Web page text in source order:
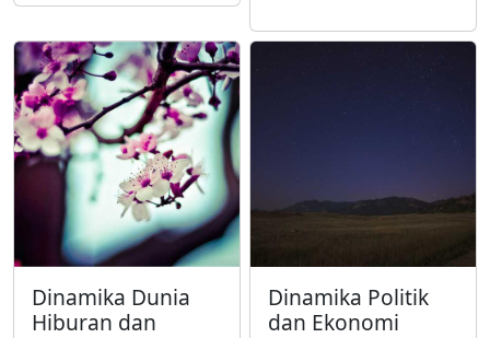
Dinamika Dunia
Hiburan dan
Dinamika Politik
dan Ekonomi